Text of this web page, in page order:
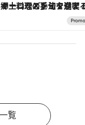
手法で満喫！
覧